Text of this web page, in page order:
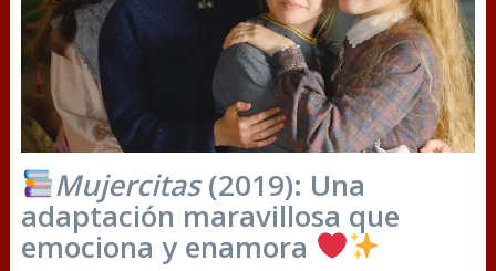
Mujercitas(2019): Una
adaptación maravillosa que
emociona y enamora